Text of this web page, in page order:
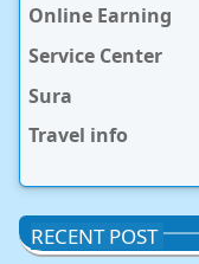
Online Earning
Service Center
Sura
Travel info
RECENT POST